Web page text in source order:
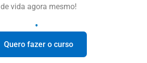
de vida agora mesmo!
Quero fazer o curso